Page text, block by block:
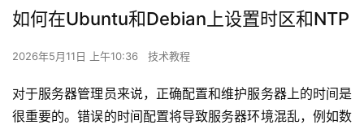
如何在Ubuntu和Debian上设置时区和NTP
2026年5月11日 上午10:36 技术教程
对于服务器管理员来说，正确配置和维护服务器上的时间是
很重要的。错误的时间配置将导致服务器环境混乱，例如数